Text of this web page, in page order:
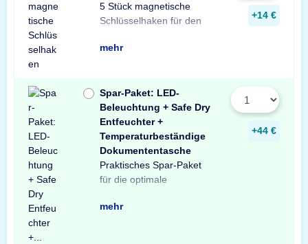
5 Stück magnetische
Schlüsselhaken für den
Innenraum Ihres Tresors.
Die einfache, praktische
und sichere Lösung zur
Aufbewahrung von
Schlüsseln in Ihrem
mehr
+14 €
Spar-Paket: LED-
Beleuchtung + Safe Dry
Entfeuchter +
Temperaturbeständige
Dokumententasche
Praktisches Spar-Paket
für die optimale
Ausstattung Ihres
Tresors. Das Spar-Paket
besteht aus einer X-Light
LED-Tresorbeleuchtung
mit Bewegungssensor,
einem Safe Dry
Entfeuchter für Schränke
und Tresore sowie einer
temperaturbeständigen
Dokumententasche.
Profitieren Sie von dem
unschlagbaren
mehr
+44 €